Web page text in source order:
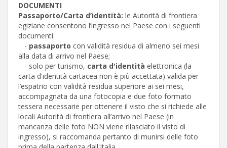
DOCUMENTI
Passaporto/Carta d’identità: le Autorità di frontiera
egiziane consentono l’ingresso nel Paese con i seguenti
documenti:
- passaporto con validità residua di almeno sei mesi
alla data di arrivo nel Paese;
- solo per turismo, carta d'identità elettronica (la
carta d'identità cartacea non è più accettata) valida per
l’espatrio con validità residua superiore ai sei mesi,
accompagnata da una fotocopia e due foto formato
tessera necessarie per ottenere il visto che si richiede alle
locali Autorità di frontiera all’arrivo nel Paese (in
mancanza delle foto NON viene rilasciato il visto di
ingresso), si raccomanda pertanto di munirsi delle foto